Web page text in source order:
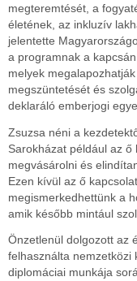
megteremtését, a
életének, az inkluzív
jelentette
a programnak a
melyek
megszüntetését és
deklaráló emberjogi
Zsuzsa néni a
Sarokházat például az
megvásárolni és
Ezen kívül az ő
megismerkedhettünk a
amik később mintául
Önzetlenül dolgozott az
felhasználta nemzetközi
diplomáciai munkája